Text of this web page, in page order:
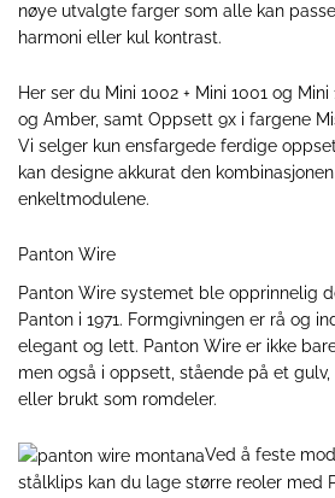
nøye utvalgte farger som alle kan
harmoni eller kul kontrast.
Her ser du Mini 1002 + Mini 1001 og Mini
og Amber, samt Oppsett 9x i fargene
Vi selger kun ensfargede ferdige
kan designe akkurat den
enkeltmodulene.
Panton Wire
Panton Wire systemet ble opprinnelig
Panton i 1971. Formgivningen er rå og
elegant og lett. Panton Wire er ikke
men også i oppsett, stående på et
eller brukt som romdeler.
Ved å feste
stålklips kan du lage større reoler med